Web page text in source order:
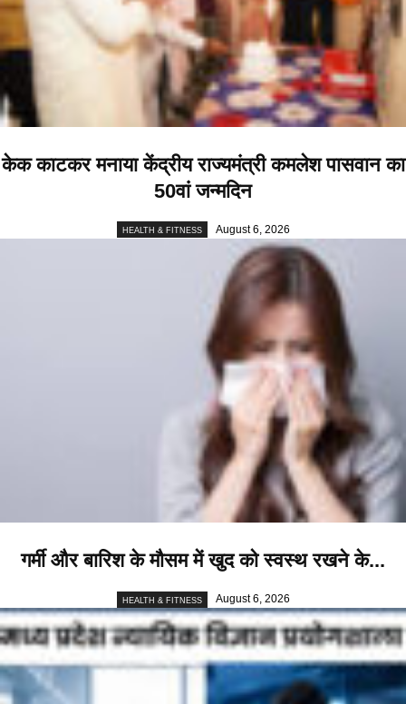
केक काटकर मनाया केंद्रीय राज्यमंत्री कमलेश पासवान का
50वां जन्मदिन
HEALTH & FITNESS August 6, 2026
गर्मी और बारिश के मौसम में खुद को स्वस्थ रखने के...
HEALTH & FITNESS August 6, 2026